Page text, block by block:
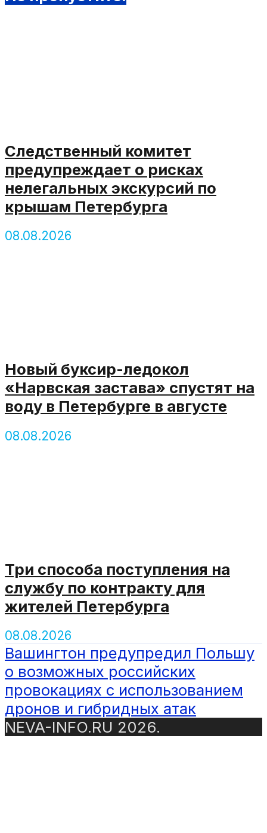
Следственный комитет
предупреждает о рисках
нелегальных экскурсий по
крышам Петербурга
08.08.2026
Новый буксир-ледокол
«Нарвская застава» спустят на
воду в Петербурге в августе
08.08.2026
Три способа поступления на
службу по контракту для
жителей Петербурга
08.08.2026
Вашингтон предупредил Польшу
о возможных российских
провокациях с использованием
дронов и гибридных атак
NEVA-INFO.RU 2026.